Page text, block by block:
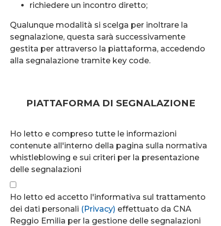
richiedere un incontro diretto;
Qualunque modalità si scelga per inoltrare la
segnalazione, questa sarà successivamente
gestita per attraverso la piattaforma, accedendo
alla segnalazione tramite key code.
PIATTAFORMA DI SEGNALAZIONE
Ho letto e compreso tutte le informazioni
contenute all'interno della pagina sulla normativa
whistleblowing e sui criteri per la presentazione
delle segnalazioni
Ho letto ed accetto l'informativa sul trattamento
dei dati personali (Privacy) effettuato da CNA
Reggio Emilia per la gestione delle segnalazioni